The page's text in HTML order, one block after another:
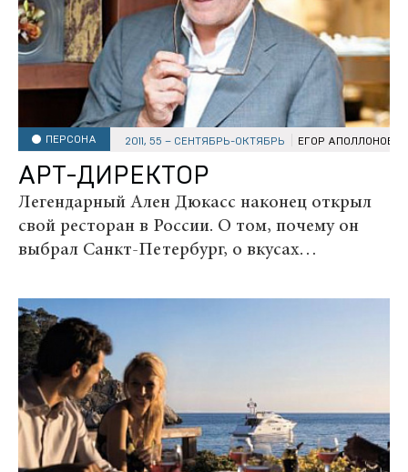
ПЕРСОНА 2011, 55 – СЕНТЯБРЬ-ОКТЯБРЬ ЕГОР АПОЛЛОНОВ
АРТ-ДИРЕКТОР
Легендарный Ален Дюкасс наконец открыл
свой ресторан в России. О том, почему он
выбрал Санкт-Петербург, о вкусах
мировой гастрономии шеф-повар рассказал
в эксклюзивном интервью